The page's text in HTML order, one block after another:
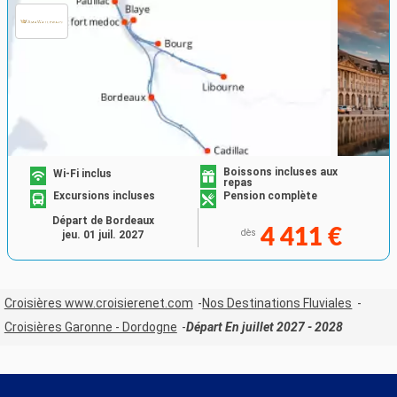
Wi-Fi inclus
Boissons incluses aux
repas
Excursions incluses
Pension complète
dès 4 411 €
Départ de Bordeaux
jeu. 01 juil. 2027
Croisières www.croisierenet.com
Nos Destinations Fluviales
Croisières Garonne - Dordogne
Départ En juillet 2027 - 2028